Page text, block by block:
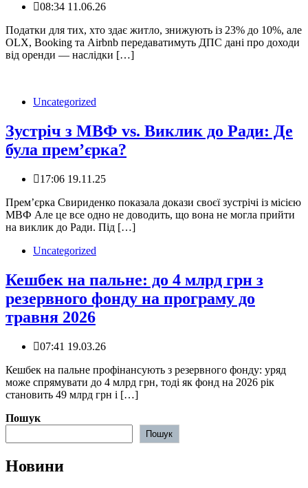
08:34 11.06.26
Податки для тих, хто здає житло, знижують із 23% до 10%, але
OLX, Booking та Airbnb передаватимуть ДПС дані про доходи
від оренди — наслідки […]
Uncategorized
Зустріч з МВФ vs. Виклик до Ради: Де
була прем’єрка?
17:06 19.11.25
Прем’єрка Свириденко показала докази своєї зустрічі із місією
МВФ Але це все одно не доводить, що вона не могла прийти
на виклик до Ради. Під […]
Uncategorized
Кешбек на пальне: до 4 млрд грн з
резервного фонду на програму до
травня 2026
07:41 19.03.26
️Кешбек на пальне профінансують з резервного фонду: уряд
може спрямувати до 4 млрд грн, тоді як фонд на 2026 рік
становить 49 млрд грн і […]
Пошук
Пошук
Новини